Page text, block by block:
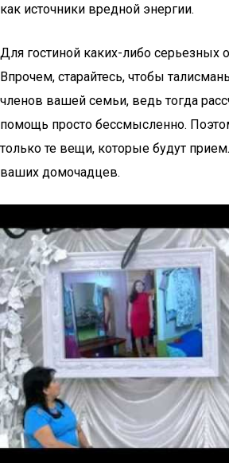
как источники вредной энергии.
Для гостиной каких-либо серьезных
Впрочем, старайтесь, чтобы
членов вашей семьи, ведь тогда
помощь просто бессмысленно.
только те вещи, которые будут
ваших домочадцев.